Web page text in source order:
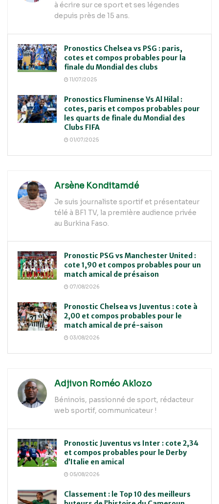
à écrire sur ce sport et ses légendes
depuis près de 15 ans.
Pronostics Chelsea vs PSG : paris,
cotes et compos probables pour la
finale du Mondial des clubs
11/07/2025
Pronostics Fluminense Vs Al Hilal :
cotes, paris et compos probables pour
les quarts de finale du Mondial des
Clubs FIFA
01/07/2025
Arsène Konditamdé
Je suis journaliste sportif et présentateur
télé à BF1 TV, la première audience privée
au Burkina Faso.
Pronostic PSG vs Manchester United :
cote 1,90 et compos probables pour un
match amical de présaison
07/08/2026
Pronostic Chelsea vs Juventus : cote à
2,00 et compos probables pour le
match amical de pré-saison
03/08/2026
Adjivon Roméo Aklozo
Béninois, passionné de sport, rédacteur
web sportif, communicateur !
Pronostic Juventus vs Inter : cote 2,34
et compos probables pour le Derby
d’Italie en amical
05/08/2026
Classement : le Top 10 des meilleurs